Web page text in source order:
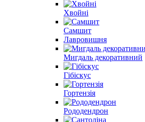
Хвойні
Самшит
Лавровишня
Мигдаль декоративний
Гібіскус
Гортензія
Рододендрон